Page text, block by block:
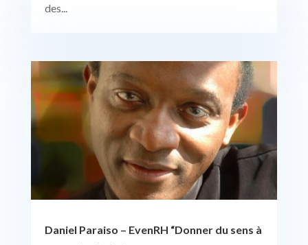
des...
Daniel Paraiso – EvenRH “Donner du sens à